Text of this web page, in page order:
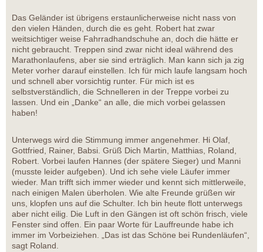
Das Geländer ist übrigens erstaunlicherweise nicht nass von
den vielen Händen, durch die es geht. Robert hat zwar
weitsichtiger weise Fahrradhandschuhe an, doch die hätte er
nicht gebraucht. Treppen sind zwar nicht ideal während des
Marathonlaufens, aber sie sind erträglich. Man kann sich ja zig
Meter vorher darauf einstellen. Ich für mich laufe langsam hoch
und schnell aber vorsichtig runter. Für mich ist es
selbstverständlich, die Schnelleren in der Treppe vorbei zu
lassen. Und ein „Danke“ an alle, die mich vorbei gelassen
haben!
Unterwegs wird die Stimmung immer angenehmer. Hi Olaf,
Gottfried, Rainer, Babsi. Grüß Dich Martin, Matthias, Roland,
Robert. Vorbei laufen Hannes (der spätere Sieger) und Manni
(musste leider aufgeben). Und ich sehe viele Läufer immer
wieder. Man trifft sich immer wieder und kennt sich mittlerweile,
nach einigen Malen überholen. Wie alte Freunde grüßen wir
uns, klopfen uns auf die Schulter. Ich bin heute flott unterwegs
aber nicht eilig. Die Luft in den Gängen ist oft schön frisch, viele
Fenster sind offen. Ein paar Worte für Lauffreunde habe ich
immer im Vorbeiziehen. „Das ist das Schöne bei Rundenläufen“,
sagt Roland.